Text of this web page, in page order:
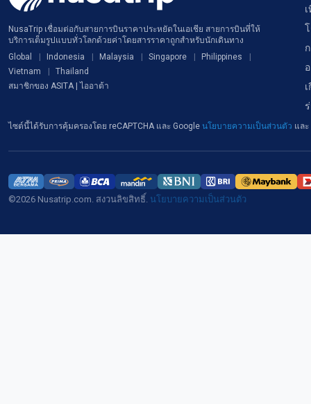
NusaTrip เชื่อมต่อกับสายการบินราคาประหยัดในเอเชีย สายการบินที่ให้
บริการเต็มรูปแบบทั่วโลกด้วยค่าโดยสารราคาถูกสำหรับนักเดินทาง
Global
Indonesia Malaysia Singapore
Philippines
Vietnam
Thailand
สมาชิกของ ASITA | ไออาต้า
ไซต์นี้ได้รับการคุ้มครองโดย reCAPTCHA และ Google นโยบายความเป็นส่วนตัว และ
©2026 Nusatrip.com. สงวนลิขสิทธิ์. นโยบายความเป็นส่วนตัว